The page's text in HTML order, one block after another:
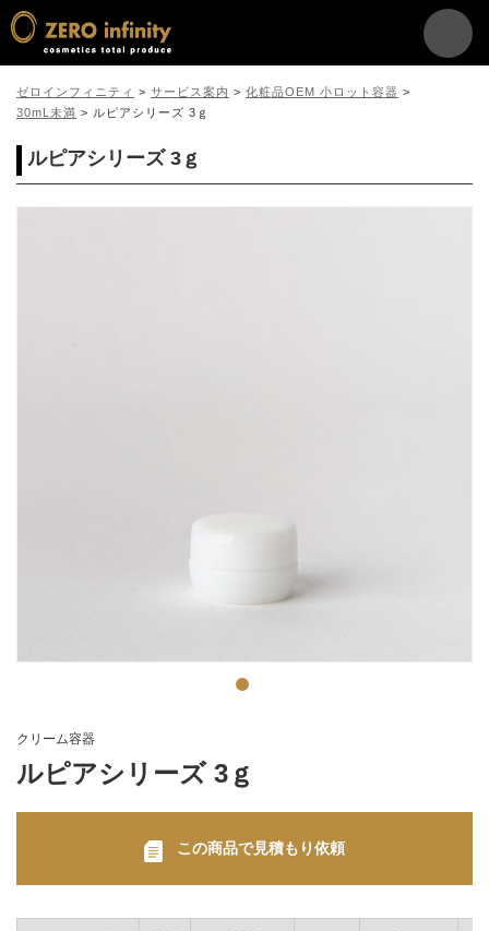
ゼロインフィニティ > サービス案内 > 化粧品OEM 小ロット容器 >
30mL未満 > ルピアシリーズ 3ｇ
ルピアシリーズ 3ｇ
クリーム容器
ルピアシリーズ 3ｇ
この商品で見積もり依頼